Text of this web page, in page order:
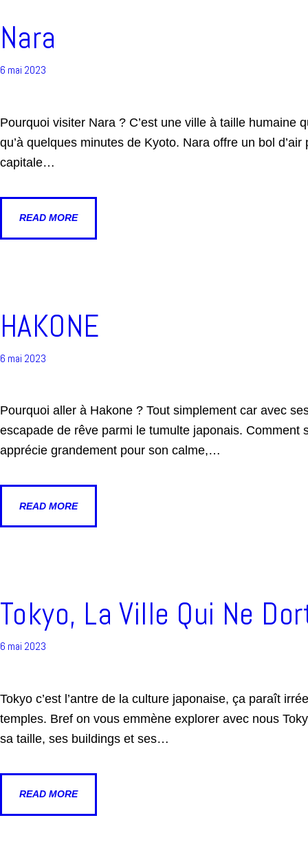
Nara
6 mai 2023
Pourquoi visiter Nara ? C’est une ville à taille humaine
qu’à quelques minutes de Kyoto. Nara offre un bol
capitale…
READ MORE
HAKONE
6 mai 2023
Pourquoi aller à Hakone ? Tout simplement car avec
escapade de rêve parmi le tumulte japonais. Comment
apprécie grandement pour son calme,…
READ MORE
Tokyo, La Ville Qui Ne
6 mai 2023
Tokyo c’est l’antre de la culture japonaise, ça paraît
temples. Bref on vous emmène explorer avec nous
sa taille, ses buildings et ses…
READ MORE